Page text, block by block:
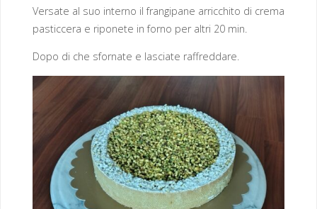
Versate al suo interno il frangipane arricchito di crema
pasticcera e riponete in forno per altri 20 min.
Dopo di che sfornate e lasciate raffreddare.